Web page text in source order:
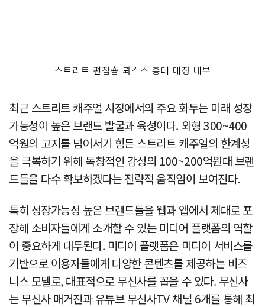
스트리트 편집숍 롸킥스 홍대 매장 내부
최근 스트리트 캐주얼 시장에서의 주요 화두는 미래 성장
가능성이 높은 브랜드 발굴과 육성이다. 외형 300~400
억원의 고지를 넘어서기 힘든 스트리트 캐주얼의 한계성
을 극복하기 위해 독창적인 감성의 100~200억원대 브랜
드들을 다수 확보하겠다는 전략적 움직임이 보여진다.
특히 성장가능성 높은 브랜드들을 웹과 앱에서 제대로 포
장해 소비자들에게 소개할 수 있는 미디어 플랫폼의 역할
이 중요하게 대두된다. 미디어 플랫폼은 미디어 서비스를
기반으로 이용자들에게 다양한 콘텐츠를 제공하는 비즈
니스 모델로, 대표적으로 무신사를 꼽을 수 있다. 무신사
는 무신사 매거진과 유튜브 무신사TV 채널 6개를 통해 최